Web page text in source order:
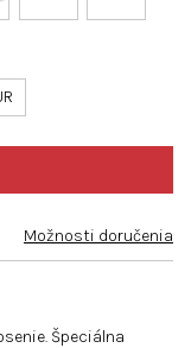
Možnosti doručenia
Špeciálna